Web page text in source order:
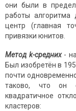
они были в
работы алгоритма
центр (главная
привязки юнитов.
Метод k-средних-
Был изобретён в
почти
таково, что он
квадратичное
кластеров: